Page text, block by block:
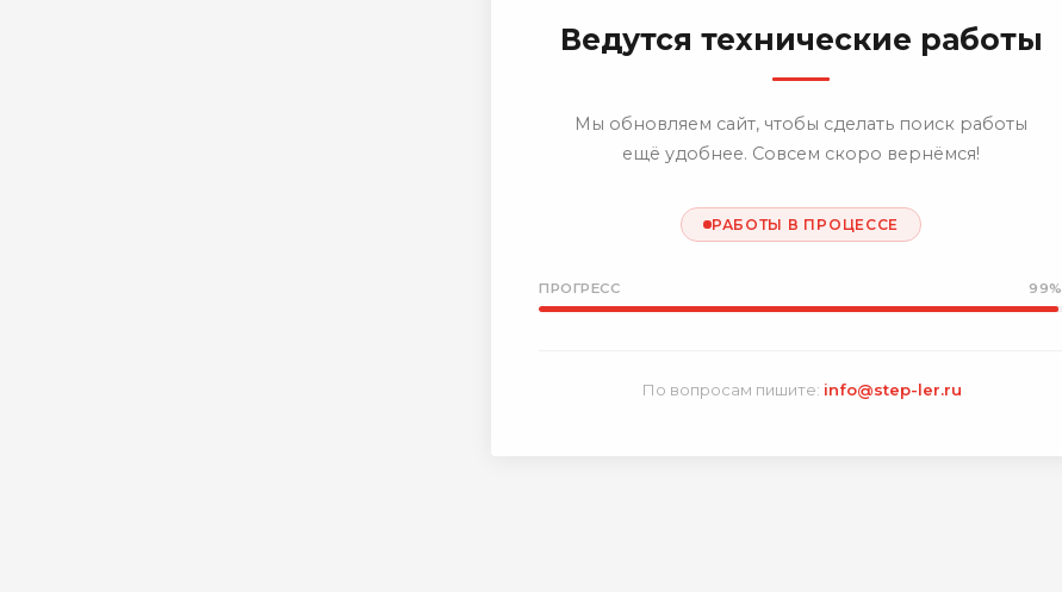
Ведутся технические работы
Мы обновляем сайт, чтобы сделать поиск работы
ещё удобнее. Совсем скоро вернёмся!
РАБОТЫ В ПРОЦЕССЕ
ПРОГРЕСС 99%
По вопросам пишите: info@step-ler.ru